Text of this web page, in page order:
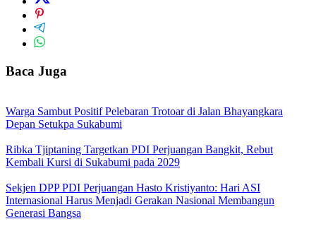
Baca Juga
Warga Sambut Positif Pelebaran Trotoar di Jalan Bhayangkara
Depan Setukpa Sukabumi
Ribka Tjiptaning Targetkan PDI Perjuangan Bangkit, Rebut
Kembali Kursi di Sukabumi pada 2029
Sekjen DPP PDI Perjuangan Hasto Kristiyanto: Hari ASI
Internasional Harus Menjadi Gerakan Nasional Membangun
Generasi Bangsa